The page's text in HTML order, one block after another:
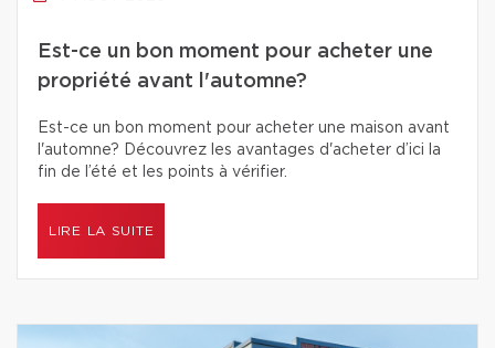
Est-ce un bon moment pour acheter une
propriété avant l'automne?
Est-ce un bon moment pour acheter une maison avant
l'automne? Découvrez les avantages d'acheter d’ici la
fin de l’été et les points à vérifier.
LIRE LA SUITE